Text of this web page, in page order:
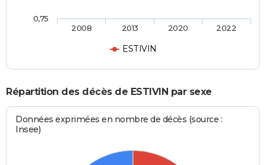
ESTIVIN
2008 2013 2020 2022
0,75
Répartition des décès de ESTIVIN par sexe
Données exprimées en nombre de décès (source :
Insee)